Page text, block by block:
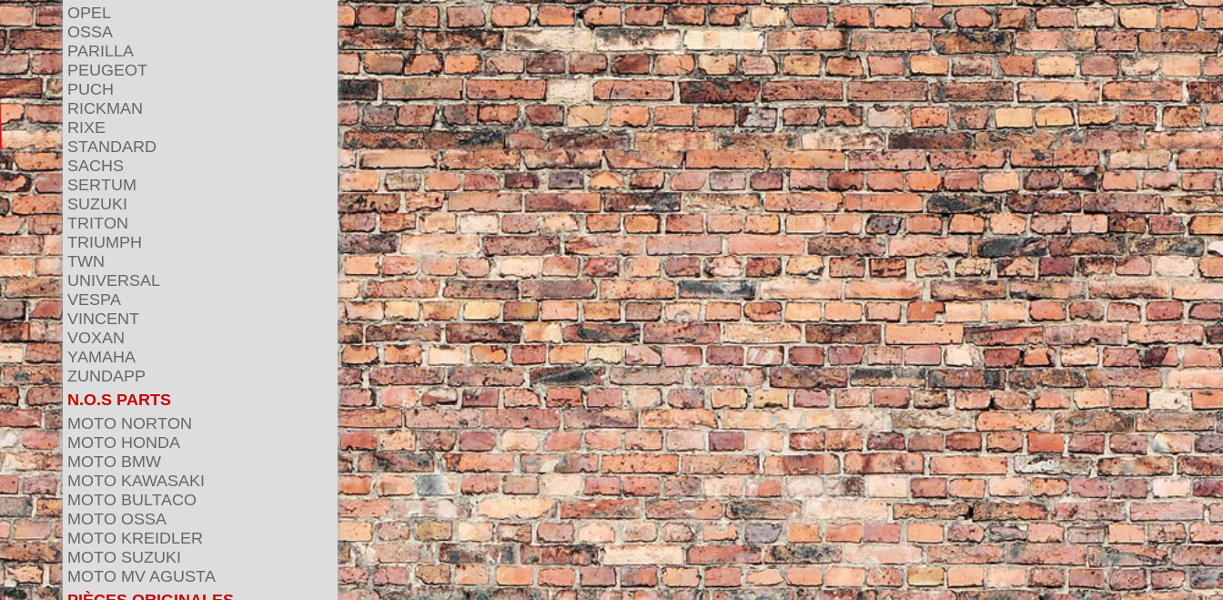
OPEL
OSSA
PARILLA
PEUGEOT
PUCH
RICKMAN
RIXE
STANDARD
SACHS
SERTUM
SUZUKI
TRITON
TRIUMPH
TWN
UNIVERSAL
VESPA
VINCENT
VOXAN
YAMAHA
ZUNDAPP
N.O.S PARTS
MOTO NORTON
MOTO HONDA
MOTO BMW
MOTO KAWASAKI
MOTO BULTACO
MOTO OSSA
MOTO KREIDLER
MOTO SUZUKI
MOTO MV AGUSTA